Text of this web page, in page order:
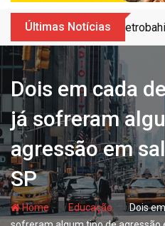
Últimas Notícias
Dois em cada
já sofreram
agressão em
SP
Home- hjEducação - hjDois